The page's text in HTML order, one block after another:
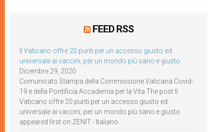
FEED RSS
Il Vaticano offre 20 punti per un accesso giusto ed
universale ai vaccini, per un mondo più sano e giusto
Dicembre 29, 2020
Comunicato Stampa della Commissione Vaticana Covid-
19 e della Pontificia Accademia per la Vita The post Il
Vaticano offre 20 punti per un accesso giusto ed
universale ai vaccini, per un mondo più sano e giusto
appeared first on ZENIT - Italiano.